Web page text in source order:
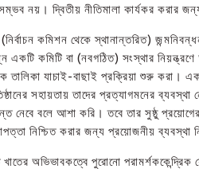
সম্ভব নয়। দ্বিতীয় নীতিমালা কার্যকর
(নির্বাচন কমিশন থেকে স্থানান্তরিত)
একটি কমিটি বা (নবগঠিত) সংস্থার
যাচাই-বাছাই প্রক্রিয়া শুরু করা।
সহায়তায় তাদের প্রত্যাগমনের ব্যবস্থা
নেবে বলে আশা করি। তবে তার সুষ্ঠু
নিশ্চিত করার জন্য প্রয়োজনীয় ব্যবস্থা
অভিভাবকত্বে পুরোনো